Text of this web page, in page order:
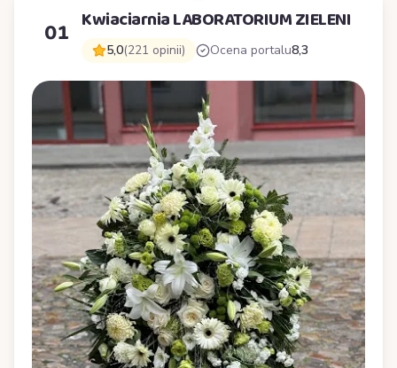
01 Kwiaciarnia LABORATORIUM ZIELENI
5,0(221 opinii) Ocena portalu8,3